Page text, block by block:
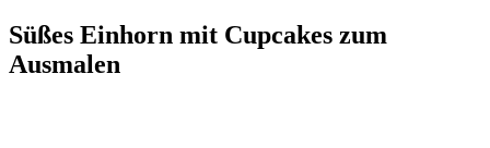
Süßes Einhorn mit Cupcakes zum
Ausmalen